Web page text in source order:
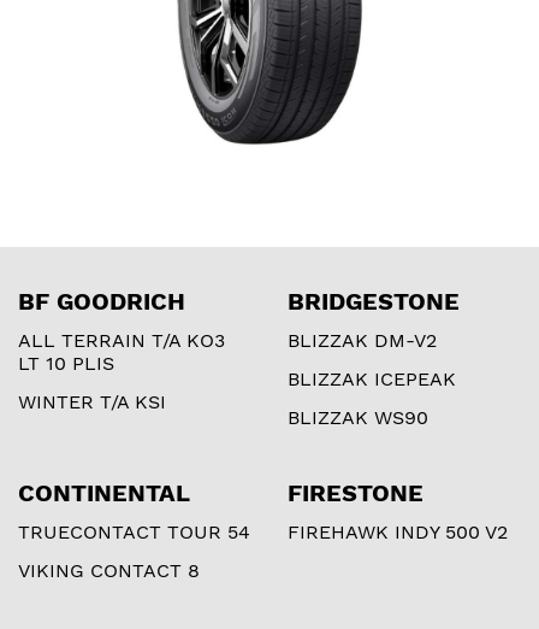
BF GOODRICH
ALL TERRAIN T/A KO3
LT 10 PLIS
WINTER T/A KSI
BRIDGESTONE
BLIZZAK DM-V2
BLIZZAK ICEPEAK
BLIZZAK WS90
CONTINENTAL
TRUECONTACT TOUR 54
VIKING CONTACT 8
FIRESTONE
FIREHAWK INDY 500 V2